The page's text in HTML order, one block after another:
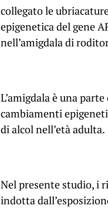
collegato le
epigenetica del gene
nell’amigdala di
L’amigdala è una
cambiamenti
di alcol nell’età adulta.
Nel presente studio, i
indotta